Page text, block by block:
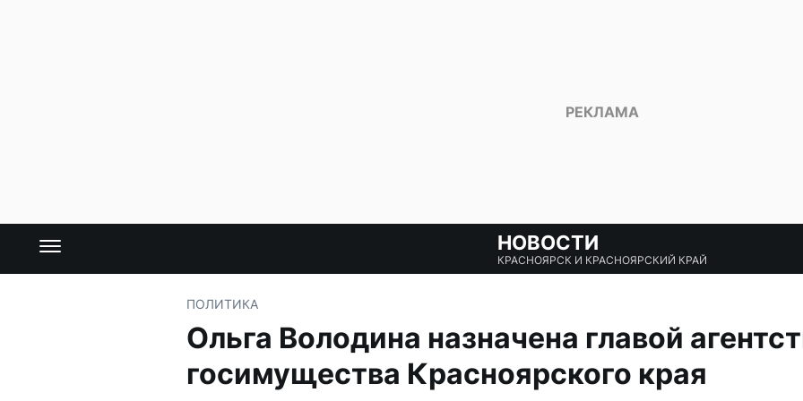
НОВОСТИ
КРАСНОЯРСК И КРАСНОЯРСКИЙ КРАЙ
ПОЛИТИКА
Ольга Володина назначена главой
госимущества Красноярского края